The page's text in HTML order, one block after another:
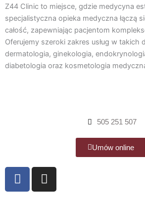
e
b
o
o
k
t
a
g
r
a
m
Z44 Clinic to miejsce, gdzie medycyna
specjalistyczna opieka medyczna łączą
całość, zapewniając pacjentom
Oferujemy szeroki zakres usług w takich
dermatologia, ginekologia,
diabetologia oraz kosmetologia
505 251 507
Umów online
F
a
I
n